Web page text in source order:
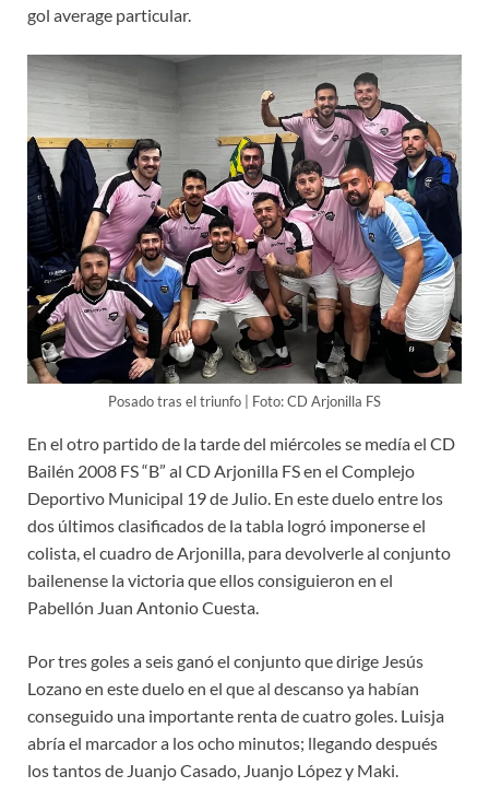
gol average particular.
Posado tras el triunfo | Foto: CD Arjonilla FS
En el otro partido de la tarde del miércoles se medía el CD
Bailén 2008 FS “B” al CD Arjonilla FS en el Complejo
Deportivo Municipal 19 de Julio. En este duelo entre los
dos últimos clasificados de la tabla logró imponerse el
colista, el cuadro de Arjonilla, para devolverle al conjunto
bailenense la victoria que ellos consiguieron en el
Pabellón Juan Antonio Cuesta.
Por tres goles a seis ganó el conjunto que dirige Jesús
Lozano en este duelo en el que al descanso ya habían
conseguido una importante renta de cuatro goles. Luisja
abría el marcador a los ocho minutos; llegando después
los tantos de Juanjo Casado, Juanjo López y Maki.